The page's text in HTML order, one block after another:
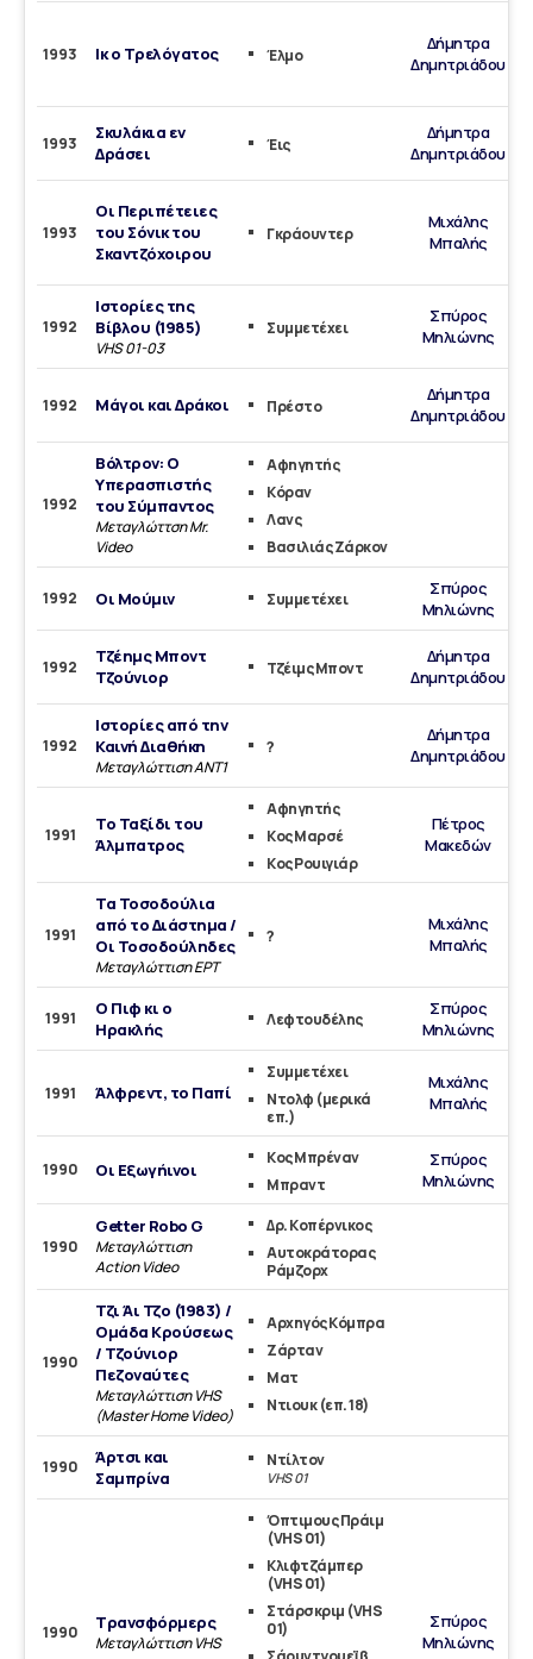
1993 Ικ ο Τρελόγατος Έλμο
Δήμητρα
Δημητριάδου
1993
Σκυλάκια εν
Δράσει
Έις
Δήμητρα
Δημητριάδου
1993
Οι Περιπέτειες
του Σόνικ του
Σκαντζόχοιρου
Γκράουντερ
Μιχάλης
Μπαλής
1992
Ιστορίες της
Βίβλου (1985)
VHS 01-03
Συμμετέχει
Σπύρος
Μηλιώνης
1992 Μάγοι και Δράκοι Πρέστο
Δήμητρα
Δημητριάδου
1992
Βόλτρον: Ο
Υπερασπιστής
του Σύμπαντος
Μεταγλώττση Mr.
Video
Αφηγητής
Κόραν
Λανς
Βασιλιάς Ζάρκον
1992 Οι Μούμιν Συμμετέχει
Σπύρος
Μηλιώνης
1992
Τζέημς Μποντ
Τζούνιορ
Τζέιμς Μποντ
Δήμητρα
Δημητριάδου
1992
Ιστορίες από την
Καινή Διαθήκη
Μεταγλώττιση ΑΝΤ1
?
Δήμητρα
Δημητριάδου
1991
Το Ταξίδι του
Άλμπατρος
Αφηγητής
Κος Μαρσέ
Κος Ρουιγιάρ
Πέτρος
Μακεδών
1991
Τα Τοσοδούλια
από το Διάστημα /
Οι Τοσοδούληδες
Μεταγλώττιση ΕΡΤ
?
Μιχάλης
Μπαλής
1991
Ο Πιφ κι ο
Ηρακλής
Λεφτουδέλης
Σπύρος
Μηλιώνης
1991 Άλφρεντ, το Παπί
Συμμετέχει
Ντολφ (μερικά
επ.)
Μιχάλης
Μπαλής
1990 Οι Εξωγήινοι
Κος Μπρέναν
Μπραντ
Σπύρος
Μηλιώνης
1990
Getter Robo G
Μεταγλώττιση
Action Video
Δρ. Κοπέρνικος
Αυτοκράτορας
Ράμζορχ
1990
Τζι Άι Τζο (1983) /
Ομάδα Κρούσεως
/ Τζούνιορ
Πεζοναύτες
Mεταγλώττιση VHS
(Master Home Video)
Αρχηγός Κόμπρα
Ζάρταν
Ματ
Ντιουκ (επ. 18)
1990
Άρτσι και
Σαμπρίνα
Ντίλτον
VHS 01
1990 Τρανσφόρμερς
Μεταγλώττιση VHS
Όπτιμους Πράιμ
(VHS 01)
Κλιφτζάμπερ
(VHS 01)
Στάρσκριμ (VHS
01)
Σπύρος
Μηλιώνης